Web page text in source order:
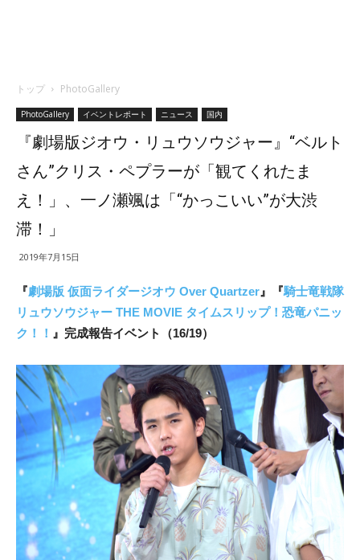
トップ PhotoGallery
PhotoGallery イベントレポート ニュース 国内
『劇場版ジオウ・リュウソウジャー』“ベルト
さん”クリス・ペプラーが「観てくれたま
え！」、一ノ瀬颯は「“かっこいい”が大渋
滞！」
2019年7月15日
『劇場版 仮面ライダージオウ Over Quartzer 』『騎士竜戦隊
リュウソウジャー THE MOVIE タイムスリップ！恐竜パニッ
ク！！ 』完成報告イベント（16/19）